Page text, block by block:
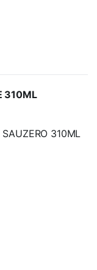
310ML
310ML